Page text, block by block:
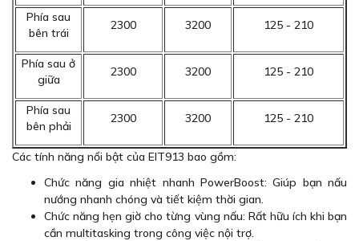
Phía sau
bên trái
2300 3200 125 - 210
Phía sau ở
giữa
2300 3200 125 - 210
Phía sau
bên phải
2300 3200 125 - 210
Các tính năng nổi bật của EIT913 bao gồm:
Chức năng gia nhiệt nhanh PowerBoost: Giúp bạn nấu
nướng nhanh chóng và tiết kiệm thời gian.
Chức năng hẹn giờ cho từng vùng nấu: Rất hữu ích khi bạn
cần multitasking trong công việc nội trợ.